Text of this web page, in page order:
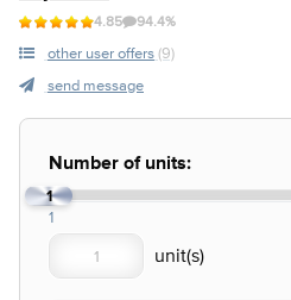
4.85 94.4%
other user offers (9)
send message
Number of units:
1
1